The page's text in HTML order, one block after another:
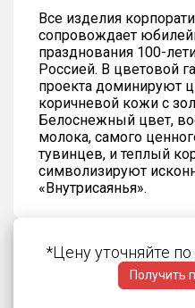
Все изделия
сопровождает
празднования 100-
Россией. В цветовой
проекта доминируют
коричневой кожи с
Белоснежный цвет,
молока, самого
тувинцев, и теплый
символизируют
«Внутрисаянья».
*Цену уточняйте
Получить